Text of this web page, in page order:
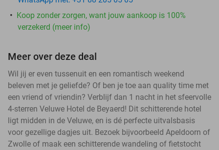
Koop zonder zorgen, want jouw aankoop is 100%
verzekerd (meer info)
Meer over deze deal
Wil jij er even tussenuit en een romantisch weekend
beleven met je geliefde? Of ben je toe aan quality time met
een vriend of vriendin? Verblijf dan 1 nacht in het sfeervolle
4-sterren Veluwe Hotel de Beyaerd! Dit schitterende hotel
ligt midden in de Veluwe, en is dé perfecte uitvalsbasis
voor gezellige dagjes uit. Bezoek bijvoorbeeld Apeldoorn of
Zwolle of maak een schitterende wandeling of fietstocht